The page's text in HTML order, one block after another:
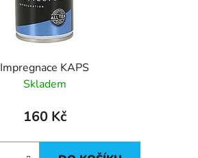
Impregnace KAPS
Skladem
160 Kč